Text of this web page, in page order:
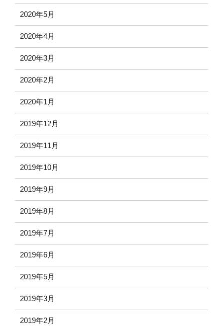
2020年5月
2020年4月
2020年3月
2020年2月
2020年1月
2019年12月
2019年11月
2019年10月
2019年9月
2019年8月
2019年7月
2019年6月
2019年5月
2019年3月
2019年2月